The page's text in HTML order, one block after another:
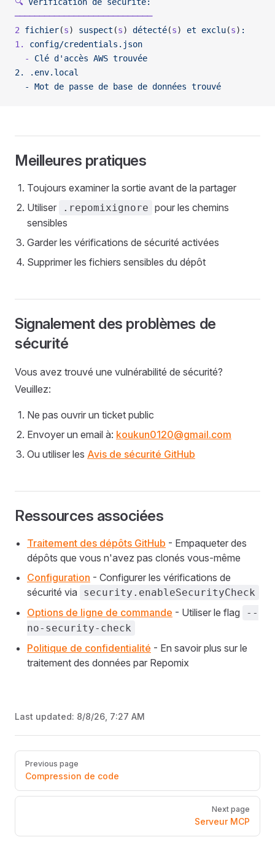
────────────────────────────
2 fichier(s) suspect (s) détecté(s) et exclu(s) :
1.
config/credentials.json
  -
Clé d'accès AWS trouvée
2. .env.local
  - Mot de passe de base de données trouvé
Meilleures pratiques
Toujours examiner la sortie avant de la partager
Utiliser
.repomixignore pour les chemins
sensibles
Garder les vérifications de sécurité activées
Supprimer les fichiers sensibles du dépôt
Signalement des problèmes de
sécurité
Vous avez trouvé une vulnérabilité de sécurité?
Veuillez:
Ne pas ouvrir un ticket public
Envoyer un email à: koukun0120@gmail.com
Ou utiliser les Avis de sécurité GitHub
Ressources associées
Traitement des dépôts GitHub - Empaqueter des
dépôts que vous n'avez pas clonés vous-même
Configuration - Configurer les vérifications de
sécurité via
security.enableSecurityCheck
Options de ligne de commande - Utiliser le flag
--
no-security-check
Politique de confidentialité - En savoir plus sur le
traitement des données par Repomix
Last updated: 8/8/26, 7:27 AM
Pager
Previous page
Compression de code
Next page
Serveur MCP